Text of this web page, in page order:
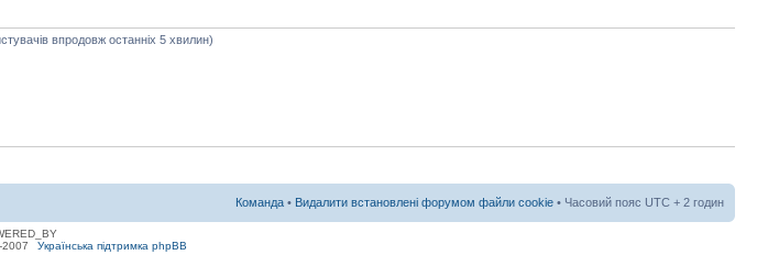
впродовж останніх 5 хвилин)
Команда • Видалити встановлені форумом файли cookie • Часовий пояс UTC + 2 годин
2007
Українська підтримка phpBB